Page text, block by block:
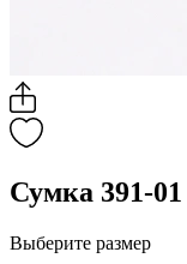
Сумка 391-01
Выберите размер